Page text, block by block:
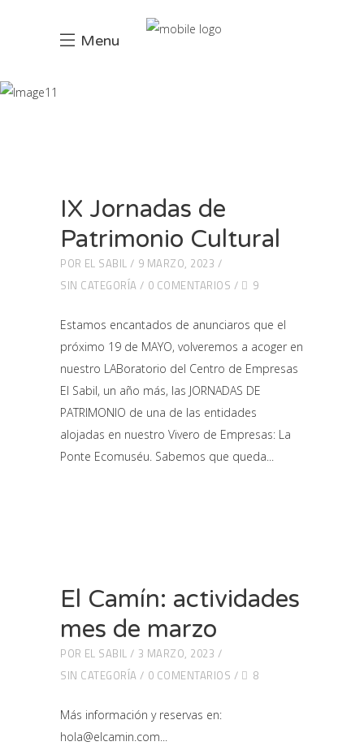
Menu
IX Jornadas de
Patrimonio Cultural
POR EL SABIL
9 MARZO, 2023
SIN CATEGORÍA
0 COMENTARIOS 9
Estamos encantados de anunciaros que el
próximo 19 de MAYO, volveremos a acoger en
nuestro LABoratorio del Centro de Empresas
El Sabil, un año más, las JORNADAS DE
PATRIMONIO de una de las entidades
alojadas en nuestro Vivero de Empresas: La
Ponte Ecomuséu. Sabemos que queda
El Camín: actividades
mes de marzo
POR EL SABIL
3 MARZO, 2023
SIN CATEGORÍA
0 COMENTARIOS 8
Más información y reservas en:
hola@elcamin.com